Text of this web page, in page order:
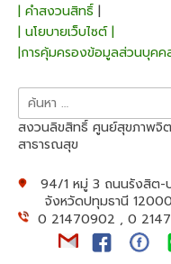
| คำสงวนสิทธิ์ |
| นโยบายเว็บไซต์ |
|การคุ้มครองข้อมูลส่วนบุคค
ค้นหา
สำหรับ:
สงวนลิขสิทธิ์ ศูนย์สุขภาพจิ
สาธารณสุข
94/1 หมู่ 3 ถนนรังสิต-ป
จังหวัดปทุมธานี 12000
0 21470902 , 0